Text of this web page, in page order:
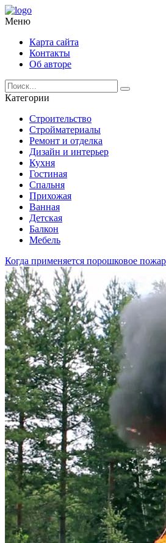
Меню
Карта сайта
Контакты
Об авторе
Категории
Строительство
Стройматериалы
Ремонт и отделка
Дизайн и интерьер
Кухня
Гостиная
Спальня
Прихожая
Ванная
Детская
Балкон
Мебель
Когда применяется порошковое